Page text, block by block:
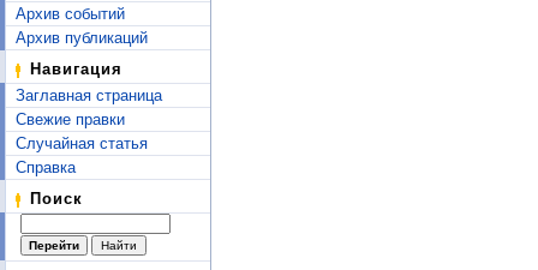
Архив событий
Архив публикаций
Навигация
Заглавная страница
Свежие правки
Случайная статья
Справка
Поиск